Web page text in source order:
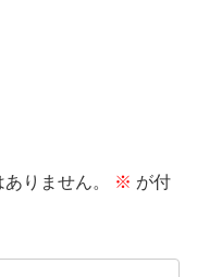
りません。 ※ が付